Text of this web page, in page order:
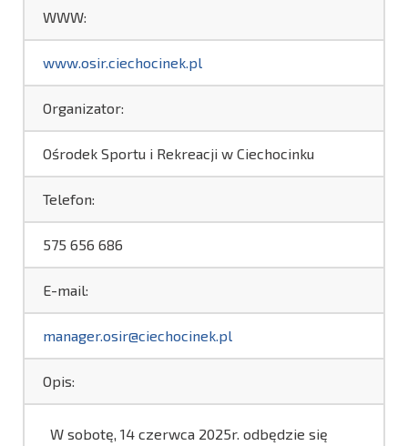
WWW:
www.osir.ciechocinek.pl
Organizator:
Ośrodek Sportu i Rekreacji w Ciechocinku
Telefon:
575 656 686
E-mail:
manager.osir@ciechocinek.pl
Opis:
W sobotę, 14 czerwca 2025r. odbędzie się